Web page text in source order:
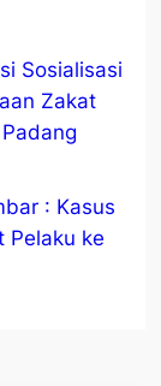
Sosialisasi
Zakat
: Kasus
Pelaku ke